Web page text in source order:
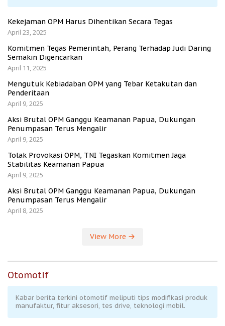
Kekejaman OPM Harus Dihentikan Secara Tegas
April 23, 2025
Komitmen Tegas Pemerintah, Perang Terhadap Judi Daring
Semakin Digencarkan
April 11, 2025
Mengutuk Kebiadaban OPM yang Tebar Ketakutan dan
Penderitaan
April 9, 2025
Aksi Brutal OPM Ganggu Keamanan Papua, Dukungan
Penumpasan Terus Mengalir
April 9, 2025
Tolak Provokasi OPM, TNI Tegaskan Komitmen Jaga
Stabilitas Keamanan Papua
April 9, 2025
Aksi Brutal OPM Ganggu Keamanan Papua, Dukungan
Penumpasan Terus Mengalir
April 8, 2025
View More
Otomotif
Kabar berita terkini otomotif meliputi tips modifikasi produk
manufaktur, fitur aksesori, tes drive, teknologi mobil.